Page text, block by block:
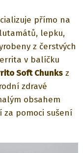
přímo na
lepku,
z čerstvých
v balíčku
Soft Chunks z
zdravé
obsahem
pomoci sušení